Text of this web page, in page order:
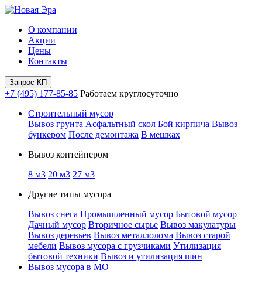
О компании
Акции
Цены
Контакты
Запрос КП
+7 (495) 177-85-85 Работаем круглосуточно
Строительный мусор
Вывоз грунта Асфальтный скол Бой кирпича Вывоз
бункером После демонтажа В мешках
Вывоз контейнером
8 м3 20 м3 27 м3
Другие типы мусора
Вывоз снега Промышленный мусор Бытовой мусор
Дачный мусор Вторичное сырье Вывоз макулатуры
Вывоз деревьев Вывоз металлолома Вывоз старой
мебели Вывоз мусора с грузчиками Утилизация
бытовой техники Вывоз и утилизация шин
Вывоз мусора в МО